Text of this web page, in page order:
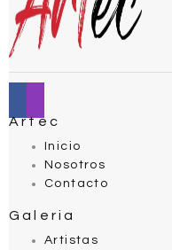
Artec
Inicio
Nosotros
Contacto
Galeria
Artistas